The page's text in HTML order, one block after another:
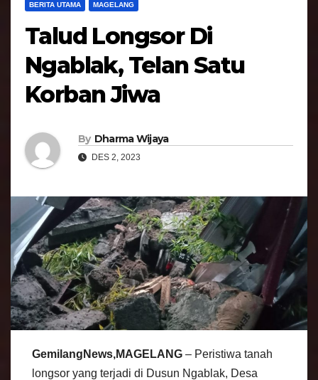
BERITA UTAMA MAGELANG
Talud Longsor Di
Ngablak, Telan Satu
Korban Jiwa
By Dharma Wijaya
DES 2, 2023
GemilangNews,MAGELANG – Peristiwa tanah
longsor yang terjadi di Dusun Ngablak, Desa